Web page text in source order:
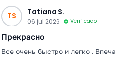
TS Tatiana S.
06 jul 2026 Verificado
Прекрасно
Все очень быстро и легко .